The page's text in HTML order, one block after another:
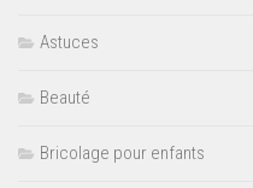
Astuces
Beauté
Bricolage pour enfants